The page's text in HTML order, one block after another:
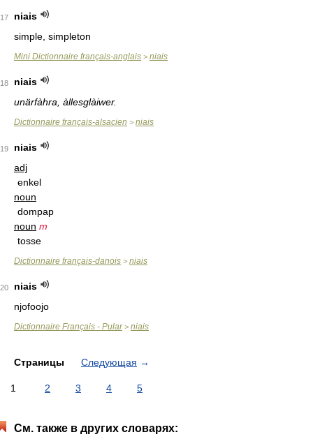
17
niais
simple, simpleton
Mini Dictionnaire français-anglais > niais
18
niais
unärfàhra, àllesglàiwer.
Dictionnaire français-alsacien > niais
19
niais
adj
enkel
noun
dompap
noun m
tosse
Dictionnaire français-danois > niais
20
niais
njofoojo
Dictionnaire Français - Pular> niais
Страницы Следующая →
1 2 3 4 5
См. также в других словарях: